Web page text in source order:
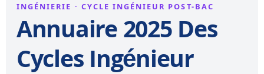
INGÉNIERIE · CYCLE INGÉNIEUR POST-BAC
Annuaire 2025 Des
Cycles Ingénieur